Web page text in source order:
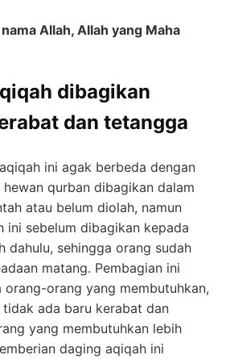
Allah, Allah yang Maha
dibagikan
dan tetangga
ini agak berbeda dengan
qurban dibagikan dalam
atau belum diolah, namun
ini sebelum dibagikan kepada
dahulu, sehingga orang sudah
matang. Pembagian ini
orang yang membutuhkan,
tidak ada baru kerabat dan
yang membutuhkan lebih
daging aqiqah ini